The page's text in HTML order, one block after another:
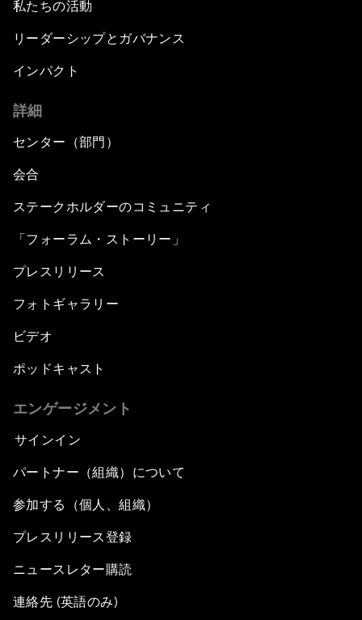
私たちの活動
リーダーシップとガバナンス
インパクト
詳細
センター（部門）
会合
ステークホルダーのコミュニティ
「フォーラム・ストーリー」
プレスリリース
フォトギャラリー
ビデオ
ポッドキャスト
エンゲージメント
サインイン
パートナー（組織）について
参加する（個人、組織）
プレスリリース登録
ニュースレター購読
連絡先 (英語のみ)